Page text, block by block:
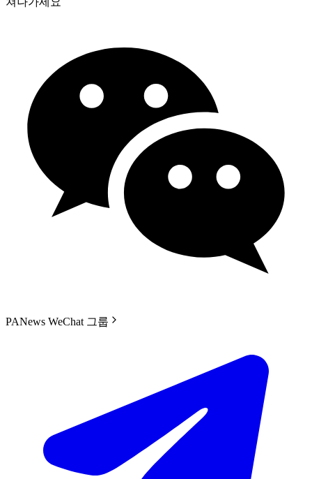
PANews WeChat 그룹